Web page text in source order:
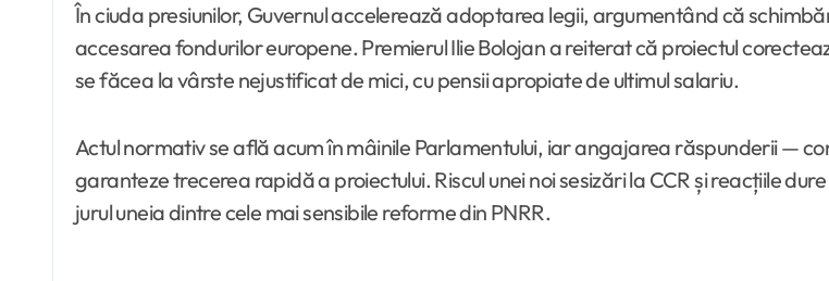
În ciuda presiunilor, Guvernul accelerează adoptarea legii, argumentând că
accesarea fondurilor europene. Premierul Ilie Bolojan a reiterat că proiectul
se făcea la vârste nejustificat de mici, cu pensii apropiate de ultimul salariu.
Actul normativ se află acum în mâinile Parlamentului, iar angajarea răspunderii —
garanteze trecerea rapidă a proiectului. Riscul unei noi sesizări la CCR și reacțiile
jurul uneia dintre cele mai sensibile reforme din PNRR.